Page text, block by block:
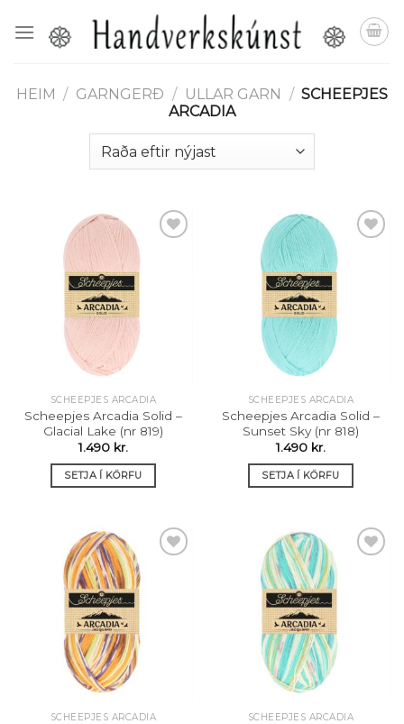
HEIM / GARNGERÐ / ULLAR GARN / SCHEEPJES
ARCADIA
SCHEEPJES ARCADIA
Scheepjes Arcadia Solid –
Glacial Lake (nr 819)
1.490 kr.
SETJA Í KÖRFU
SCHEEPJES ARCADIA
Scheepjes Arcadia Solid –
Sunset Sky (nr 818)
1.490 kr.
SETJA Í KÖRFU
SCHEEPJES ARCADIA SCHEEPJES ARCADIA